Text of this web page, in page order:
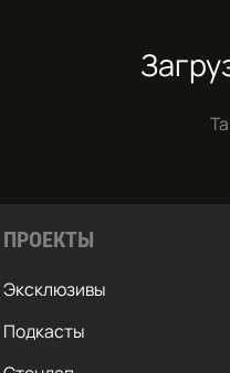
ПРОЕКТЫ
Эксклюзивы
Подкасты